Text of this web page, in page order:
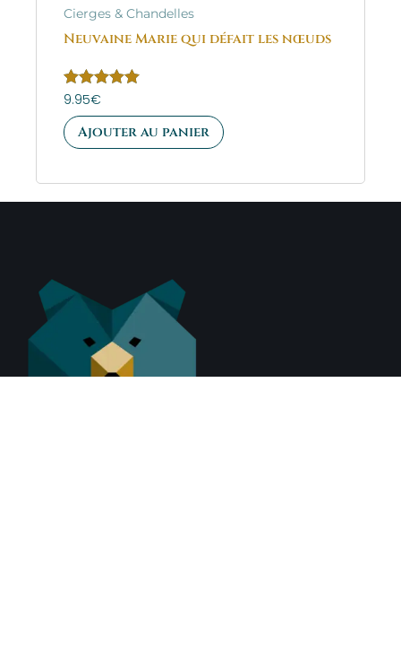
Cierges & Chandelles
Neuvaine Marie qui défait les nœuds
Note
5.00
sur 5
9.95€
Ajouter au panier